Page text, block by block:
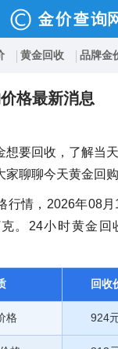
黄金回收 品牌金
格最新消息
想要回收，了解当
聊聊今天黄金回
行情，2026年08月
。24小时黄金回
回收
格 924